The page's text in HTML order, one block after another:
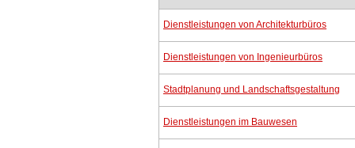
Dienstleistungen von Architekturbüros
Dienstleistungen von Ingenieurbüros
Stadtplanung und Landschaftsgestaltung
Dienstleistungen im Bauwesen